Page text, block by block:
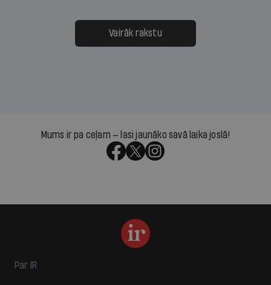
Vairāk rakstu
Mums ir pa ceļam — lasi jaunāko savā laika joslā!
Par IR